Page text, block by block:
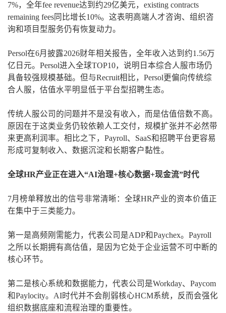
7%，全年fee revenue达到约29亿美元，existing contracts
remaining fees同比增长10%。这表明高端人才咨询、组织咨
询和项目型服务仍有恢复动力。
Persol在6月披露2026财年相关报告，全年收入达到约1.56万
亿日元。Persol进入全球TOP10，说明日本综合人服市场仍
具备较强规模基础。但与Recruit相比，Persol更偏向传统综
合人服，估值水平明显低于平台型招聘生态。
传统人服公司的问题并不是没有收入，而是估值倍数不高。
原因在于这类业务仍较依赖人工交付，规模扩张并不必然带
来更高利润率。相比之下，Payroll、SaaS和招聘平台更容易
形成可复制收入、数据沉淀和长期客户黏性。
全球HR产业正在进入“AI治理+核心数据+现金流”时代
7月榜单释放出的信号非常清晰：全球HR产业的资本价值正
在集中于三类能力。
第一是高频刚需能力，代表公司是ADP和Paychex。Payroll
之所以长期拥有高估值，是因为它处于企业运营不可中断的
核心环节。
第二是核心系统和数据能力，代表公司是Workday、Paycom
和Paylocity。AI时代并不会削弱核心HCM系统，反而会强化
组织数据底座和流程治理的重要性。